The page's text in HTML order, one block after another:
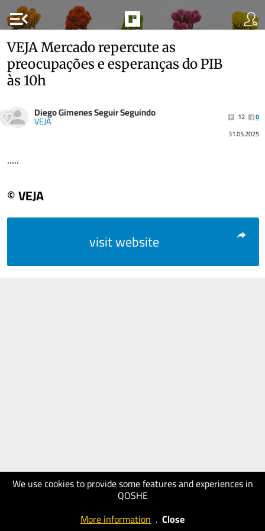
menu_open
We use cookies to provide some features and experiences in
QOSHE
More information . Close
VEJA Mercado repercute as
preocupações e esperanças do PIB
às 10h
Diego Gimenes Seguir Seguindo
VEJA 12
0
31.05.2025
.....
© VEJA
visit website